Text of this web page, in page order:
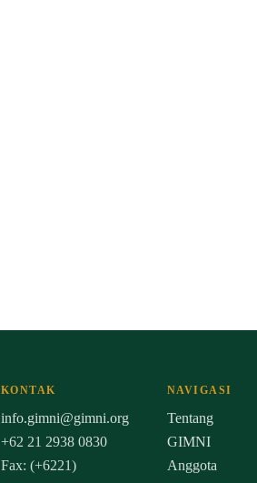
KONTAK
info.gimni@gimni.org
+62 21 2938 0830
Fax: (+6221)
NAVIGASI
Tentang
GIMNI
Anggota